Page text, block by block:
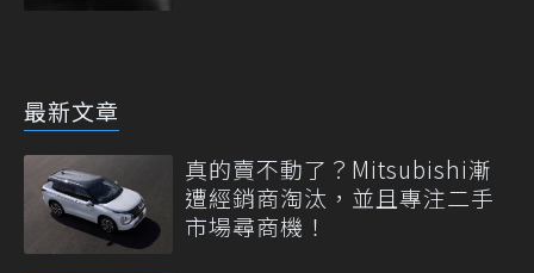
最新文章
真的賣不動了？Mitsubishi漸
遭經銷商淘汰，並且專注二手
市場尋商機！